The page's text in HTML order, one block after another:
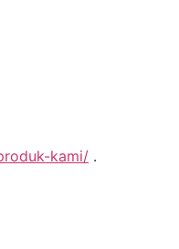
kami/ .